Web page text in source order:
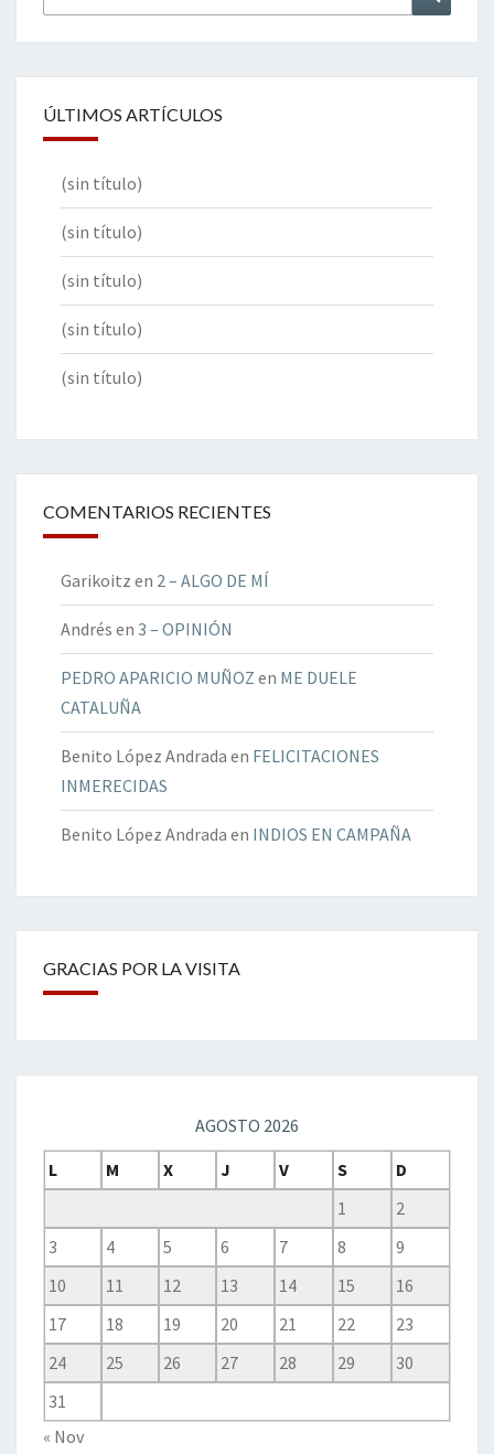
por:
ÚLTIMOS ARTÍCULOS
(sin título)
(sin título)
(sin título)
(sin título)
(sin título)
COMENTARIOS RECIENTES
Garikoitz en 2 – ALGO DE MÍ
Andrés en 3 – OPINIÓN
PEDRO APARICIO MUÑOZ en ME DUELE
CATALUÑA
Benito López Andrada en FELICITACIONES
INMERECIDAS
Benito López Andrada en INDIOS EN CAMPAÑA
GRACIAS POR LA VISITA
AGOSTO 2026
L
M X J V S
D
1
2
3
4 5 6 7 8
9
10
11 12 13 14 15
16
17
18 19 20 21 22
23
24
25 26 27 28 29
30
31
« Nov